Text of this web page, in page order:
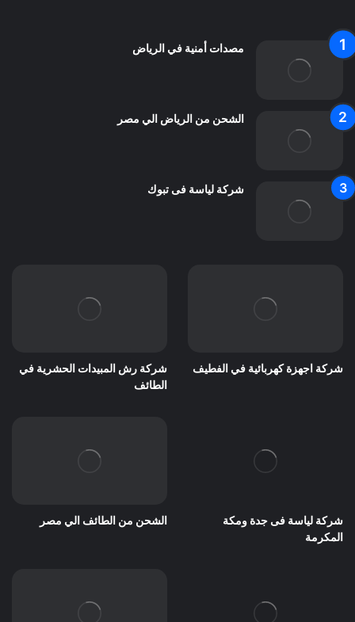
مصدات أمنية في الرياض
الشحن من الرياض الي مصر
شركة لياسة فى تبوك
شركة اجهزة كهربائية في الفطيف
شركة رش المبيدات الحشرية في
الطائف
شركة لياسة فى جدة ومكة
المكرمة
الشحن من الطائف الي مصر